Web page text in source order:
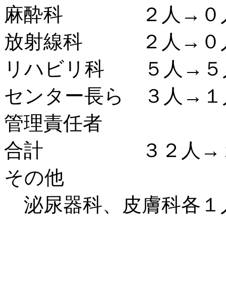
麻酔科 ２人 →０
放射線科 ２人 →０
リハビリ科 ５人 →５
センター長ら ３人 →１
管理責任者
合計 ３２人 →
その他
泌尿器科、皮膚科各１